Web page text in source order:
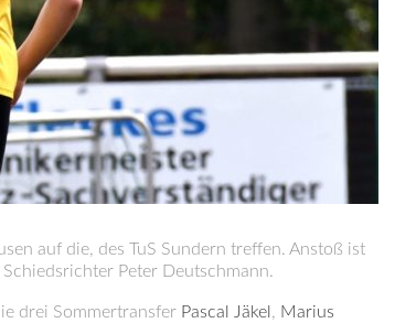
auf die, des TuS Sundern treffen. Anstoß ist
Peter Deutschmann.
drei Sommertransfer Pascal Jäkel , Marius